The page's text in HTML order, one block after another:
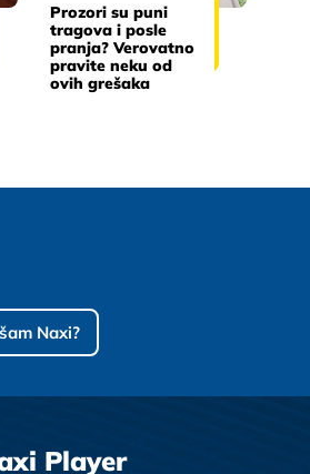
Prozori su puni
tragova i posle
pranja? Verovatno
pravite neku od
ovih grešaka
Naxi?
Player